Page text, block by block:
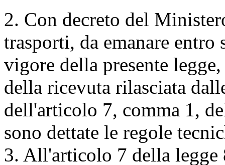
2. Con decreto del
trasporti, da emanare
vigore della presente
della ricevuta rilasciata
dell'articolo 7, comma 1,
sono dettate le regole
3. All'articolo 7 della legge